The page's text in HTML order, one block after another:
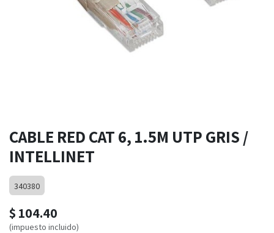
CABLE RED CAT 6, 1.5M UTP GRIS /
INTELLINET
340380
$ 104.40
(impuesto incluido)